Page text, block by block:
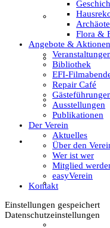
Plattdeutsch
Sachsenhof
Textil
Sachsenhof
Über den
Flora &
Angebote & Aktionen
Bibliothek
EFI-
Repair Café
Ausstellungen
Publikationen
Der Verein
Aktuelles
Über den
Wer ist wer
Mitglied
easyVerein
Kontakt
Einstellungen gespeichert
Datenschutzeinstellungen